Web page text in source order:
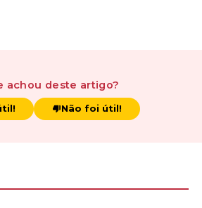
achou deste artigo?
Não foi útil!